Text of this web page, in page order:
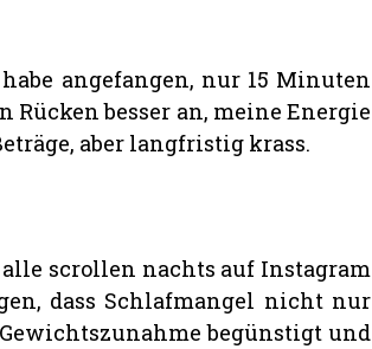
angefangen, nur 15 Minuten
besser an, meine Energie
aber langfristig krass.
scrollen nachts auf Instagram
dass Schlafmangel nicht nur
begünstigt und